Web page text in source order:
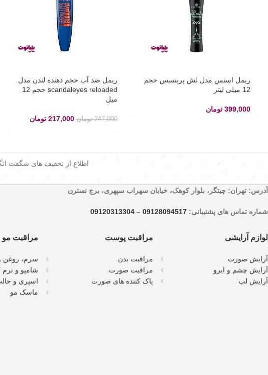
ریمل اسنس مدل لش پرینسس حجم
12 میلی لیتر
399,000 تومان
ریمل ضد آب حجم دهنده لندن مدل
scandaleyes reloaded حجم 12
میل
247,000 تومان 217,000 تومان
اطلاع از تخفیف های شگفت
آدرس: تهران: چیتگر، بلوار کوهک، خیابان سهراب سپهری، برج نسترن
شماره تماس های پشتیبانی: 09128094517
–
09120313304
لوازم آرایشی
آرایش صورت
آرایش چشم و ابرو
آرایش لب
مراقبت پوست
مراقبت بدن
مراقبت صورت
پاک کننده های صورت
مراقبت مو
سرم، روغن
شامپو و نرم
اسپری و
ماسک مو